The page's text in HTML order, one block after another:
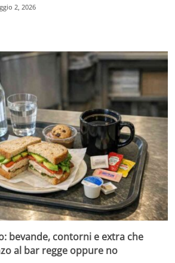
2, 2026
bevande, contorni e extra che
al bar regge oppure no